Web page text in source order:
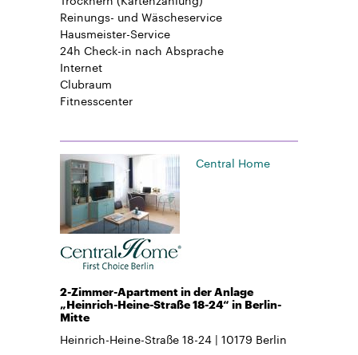
Reinungs- und Wäscheservice
Hausmeister-Service
24h Check-in nach Absprache
Internet
Clubraum
Fitnesscenter
Central Home
2-Zimmer-Apartment in der Anlage
„Heinrich-Heine-Straße 18-24“ in Berlin-
Mitte
Heinrich-Heine-Straße 18-24 10179 Berlin